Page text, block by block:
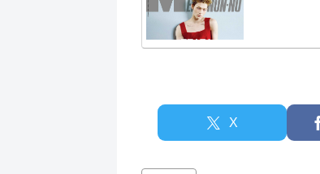
X